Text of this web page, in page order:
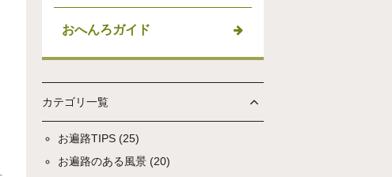
おへんろガイド
カテゴリ一覧
お遍路TIPS (25)
お遍路のある風景 (20)